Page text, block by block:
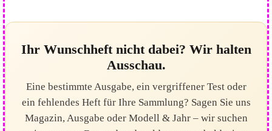
Ihr Wunschheft nicht dabei? Wir halten
Ausschau.
Eine bestimmte Ausgabe, ein vergriffener Test oder
ein fehlendes Heft für Ihre Sammlung? Sagen Sie uns
Magazin, Ausgabe oder Modell & Jahr – wir suchen